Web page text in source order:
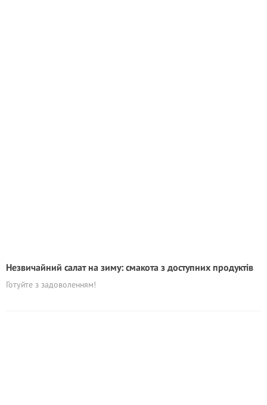
Незвичайний салат на зиму: смакота з доступних продуктів
Готуйте з задоволенням!